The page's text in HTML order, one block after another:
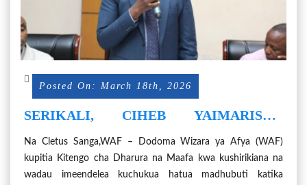
Posted On: March 18th, 2026
SERIKALI, CIHEB YAIMARISHA
WATAALAMU WA DHARURA NA
MAAFA
Na Cletus Sanga,WAF – Dodoma Wizara ya Afya (WAF)
kupitia Kitengo cha Dharura na Maafa kwa kushirikiana na
wadau imeendelea kuchukua hatua madhubuti katika